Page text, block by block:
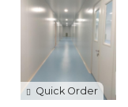
Quick Order